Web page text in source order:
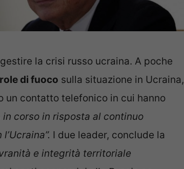
la crisi russo ucraina. A poche
di fuoco sulla situazione in Ucraina,
un contatto telefonico in cui hanno
corso in risposta al continuo
I due leader, conclude la
e integrità territoriale